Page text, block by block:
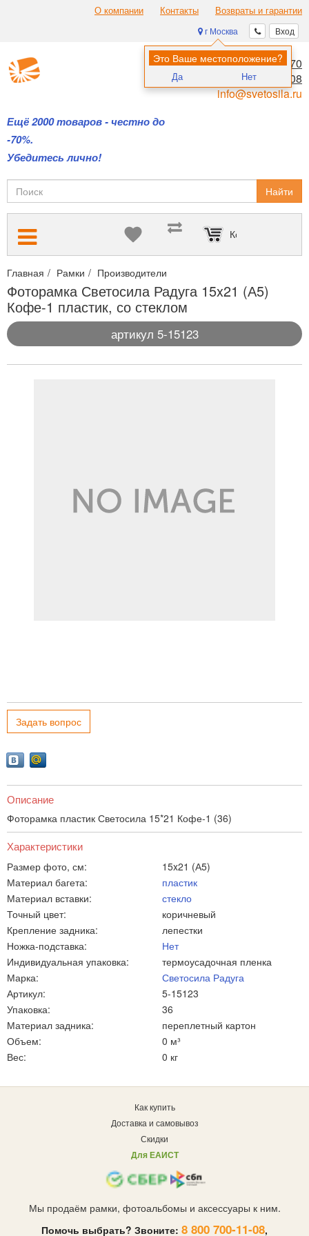
О компании Контакты Возвраты и гарантии
Вход
г Москва
Это Ваше местоположение?
Да Нет
Ещё 2000 товаров - честно до
-70%.
Убедитесь лично!
8 (495) 970-00-70
8 (800) 700-11-08
info@svetosila.ru
Найти
Корзина пуста
Главная Рамки Производители
Фоторамка Светосила Радуга 15x21 (А5)
Кофе-1 пластик, со стеклом
артикул 5-15123
Задать вопрос
Описание
Фоторамка пластик Светосила 15*21 Кофе-1 (36)
Характеристики
Размер фото, см:
15x21 (А5)
Материал багета:
пластик
Материал вставки:
стекло
Точный цвет:
коричневый
Крепление задника:
лепестки
Ножка-подставка:
Нет
Индивидуальная упаковка:
термоусадочная пленка
Марка:
Светосила Радуга
Артикул:
5-15123
Упаковка:
36
Материал задника:
переплетный картон
Объем:
0 м³
Вес:
0 кг
Как купить
Доставка и самовывоз
Скидки
Для ЕАИСТ
Мы продаём рамки, фотоальбомы и аксессуары к ним.
Помочь выбрать? Звоните: 8 800 700-11-08,